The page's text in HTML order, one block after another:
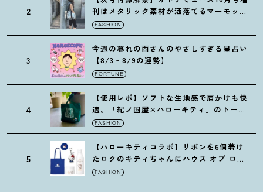
2
刊はメタリック素材が洒落てるマーモット
の保冷バッグ
FASHION
3
今週の暮れの酉さんのやさしすぎる星占い
【8/3‐8/9の運勢】
FORTUNE
4
【使用レポ】ソフトな生地感で肩かけも快
適。「紀ノ国屋×ハローキティ」のトート
がガシガシ使えて最高です
FASHION
5
【ハローキティコラボ】リボンを6個着け
たロクのキティちゃんにハウス オブ ロー
ゼの限定パケも
FASHION